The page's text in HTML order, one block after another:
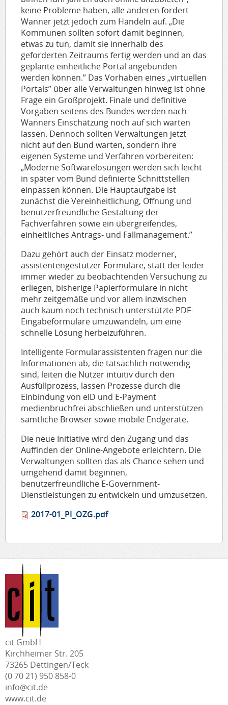
keine Probleme haben, alle anderen fordert
Wanner jetzt jedoch zum Handeln auf. „Die
Kommunen sollten sofort damit beginnen,
etwas zu tun, damit sie innerhalb des
geforderten Zeitraums fertig werden und an das
geplante einheitliche Portal angebunden
werden können.” Das Vorhaben eines „virtuellen
Portals” über alle Verwaltungen hinweg ist ohne
Frage ein Großprojekt. Finale und definitive
Vorgaben seitens des Bundes werden nach
Wanners Einschätzung noch auf sich warten
lassen. Dennoch sollten Verwaltungen jetzt
nicht auf den Bund warten, sondern ihre
eigenen Systeme und Verfahren vorbereiten:
„Moderne Softwarelösungen werden sich leicht
in später vom Bund definierte Schnittstellen
einpassen können. Die Hauptaufgabe ist
zunächst die Vereinheitlichung, Öffnung und
benutzerfreundliche Gestaltung der
Fachverfahren sowie ein übergreifendes,
einheitliches Antrags- und Fallmanagement.”
Dazu gehört auch der Einsatz moderner,
assistentengestützer Formulare, statt der leider
immer wieder zu beobachtenden Versuchung zu
erliegen, bisherige Papierformulare in nicht
mehr zeitgemäße und vor allem inzwischen
auch kaum noch technisch unterstützte PDF-
Eingabeformulare umzuwandeln, um eine
schnelle Lösung herbeizuführen.
Intelligente Formularassistenten fragen nur die
Informationen ab, die tatsächlich notwendig
sind, leiten die Nutzer intuitiv durch den
Ausfüllprozess, lassen Prozesse durch die
Einbindung von eID und E-Payment
medienbruchfrei abschließen und unterstützen
sämtliche Browser sowie mobile Endgeräte.
Die neue Initiative wird den Zugang und das
Auffinden der Online-Angebote erleichtern. Die
Verwaltungen sollten das als Chance sehen und
umgehend damit beginnen,
benutzerfreundliche E-Government-
Dienstleistungen zu entwickeln und umzusetzen.
2017-01_PI_OZG.pdf
cit GmbH
Kirchheimer Str. 205
73265 Dettingen/Teck
(0 70 21) 950 858-0
info@cit.de
www.cit.de